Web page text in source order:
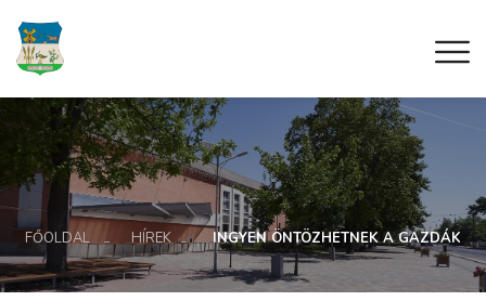
FŐOLDAL HÍREK INGYEN ÖNTÖZHETNEK A GAZDÁK